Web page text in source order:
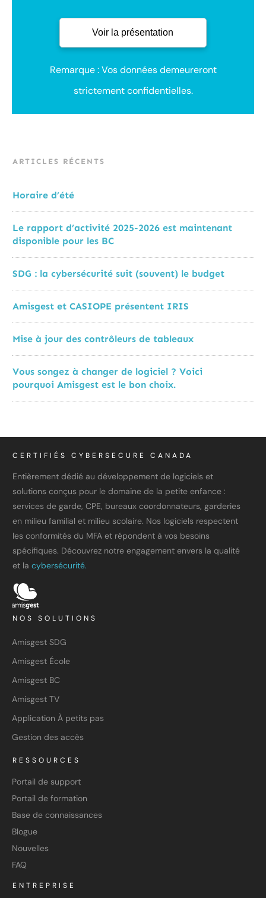
Remarque : Vos données demeureront
strictement confidentielles.
ARTICLES RÉCENTS
Horaire d’été
Le rapport d’activité 2025-2026 est maintenant
disponible pour les BC
SDG : la cybersécurité suit (souvent) le budget
Amisgest et CASIOPE présentent IRIS
Mise à jour des contrôleurs de tableaux
Vous songez à changer de logiciel ? Voici
pourquoi Amisgest est le bon choix.
CERTIFIÉS CYBERSECURE CANADA
Entièrement dédié au développement de logiciels et
solutions conçus pour le domaine de la petite enfance :
services de garde, CPE, bureaux coordonnateurs, garderies
en milieu familial et milieu scolaire. Nos logiciels respectent
les conformités du MFA et répondent à vos besoins
spécifiques. Découvrez notre engagement envers la qualité
et la cybersécurité.
NOS SOLUTIONS
Amisgest SDG
Amisgest École
Amisgest BC
Amisgest TV
Application À petits pas
Gestion des accès
RESSOURCES
Portail de support
Portail de formation
Base de connaissances
Blogue
Nouvelles
FAQ
ENTREPRISE